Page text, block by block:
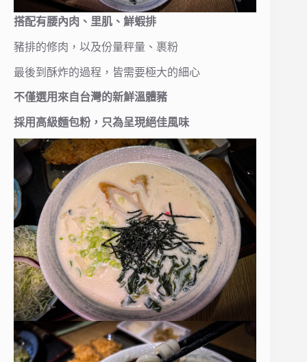
搭配有腰內肉、里肌、鮮蝦排
豬排的修肉，以及份量秤量、裹粉
最後到酥炸的過程，皆需要極大的細心
不僅選用來自台灣的新鮮溫體豬
採用高級麵包粉，只為呈現絕佳風味